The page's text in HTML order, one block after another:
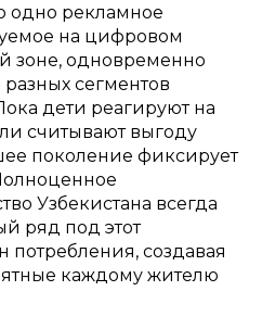
одно рекламное
на цифровом
зоне, одновременно
разных сегментов
дети реагируют на
считывают выгоду
поколение фиксирует
Узбекистана всегда
ряд под этот
потребления, создавая
каждому жителю